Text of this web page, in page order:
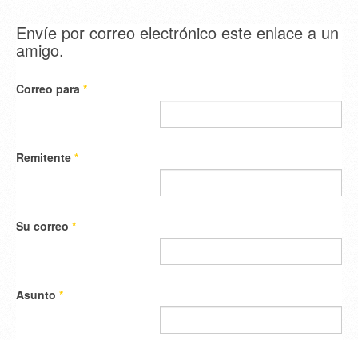
Envíe por correo electrónico este enlace a un
amigo.
Correo para *
Remitente *
Su correo *
Asunto *